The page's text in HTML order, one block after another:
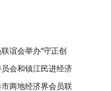
谊会举办“守正创
次全体理事会议
会和镇江民进经济
“庆祝新中国成立75
两地经济界会员联